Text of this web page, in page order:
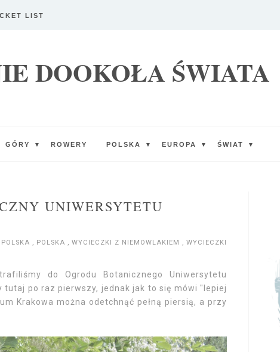
LIST
DOOKOŁA ŚWIATA
GÓRY ▼ ROWERY POLSKA ▼ EUROPA ▼ ŚWIAT ▼
UNIWERSYTETU
, POLSKA , WYCIECZKI Z NIEMOWLAKIEM ,WYCIECZKI
do Ogrodu Botanicznego Uniwersytetu
tutaj po raz pierwszy, jednak jak to się mówi "lepiej
Krakowa można odetchnąć pełną piersią, a przy